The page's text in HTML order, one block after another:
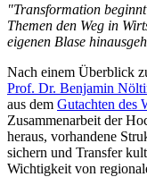
"Transformation
Themen den Weg in
eigenen Blase
Nach einem Überblick
Prof. Dr. Benjamin
aus dem Gutachten des
Zusammenarbeit der
heraus, vorhandene
sichern und Transfer
Wichtigkeit von